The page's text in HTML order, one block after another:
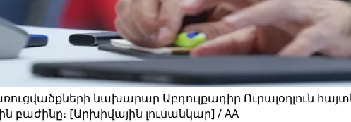
նախարար Աբդուլքադիր Ուրալօղլուն
բաժինը։ [Արխիվային լուսանկար] / AA